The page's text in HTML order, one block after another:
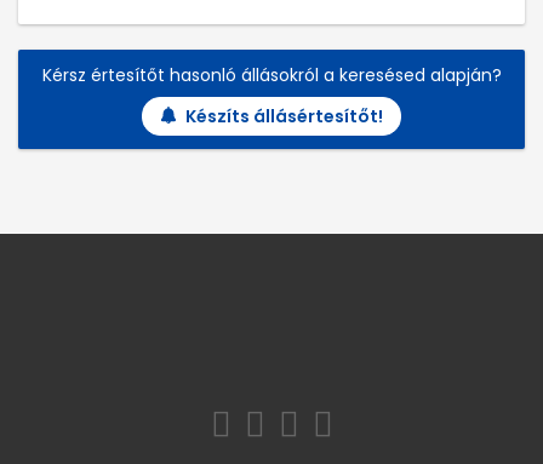
Kérsz értesítőt hasonló állásokról a keresésed alapján?
Készíts állásértesítőt!